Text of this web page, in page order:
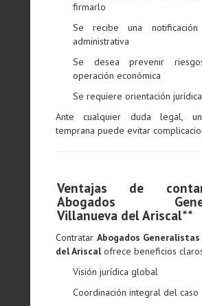
firmarlo
Se recibe una
administrativa
Se desea prevenir
operación económica
Se requiere orientación
Ante cualquier duda legal,
temprana puede evitar
Ventajas de
Abogados
Villanueva del Ariscal**
Contratar Abogados
del Ariscalofrece beneficios
Visión jurídica global
Coordinación integral del caso